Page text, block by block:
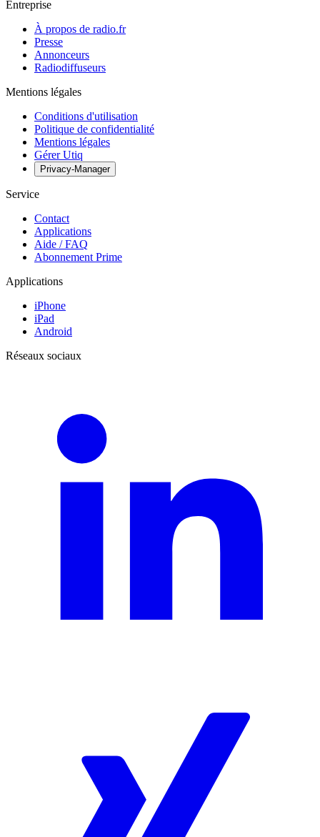
Entreprise
À propos de radio.fr
Presse
Annonceurs
Radiodiffuseurs
Mentions légales
Conditions d'utilisation
Politique de confidentialité
Mentions légales
Gérer Utiq
Privacy-Manager
Service
Contact
Applications
Aide / FAQ
Abonnement Prime
Applications
iPhone
iPad
Android
Réseaux sociaux